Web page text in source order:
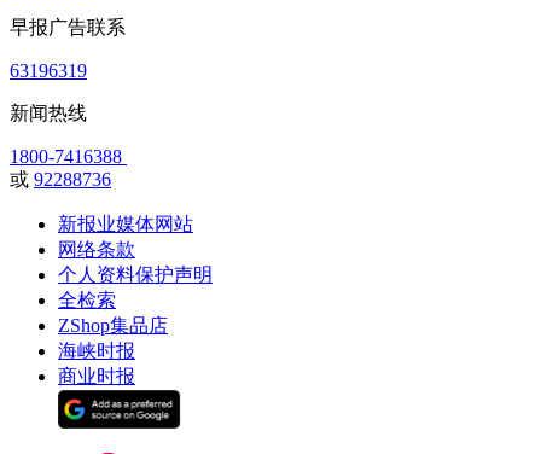
早报广告联系
63196319
新闻热线
1800-7416388
或 92288736
新报业媒体网站
网络条款
个人资料保护声明
全检索
ZShop集品店
海峡时报
商业时报